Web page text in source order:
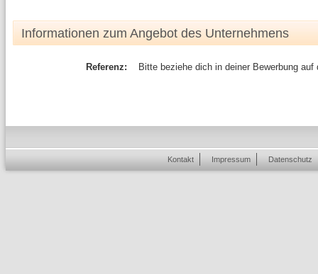
Informationen zum Angebot des Unternehmens
Referenz: Bitte beziehe dich in deiner Bewerbung auf
Kontakt Impressum Datenschutz